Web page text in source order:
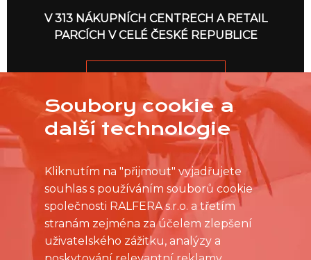
V 313 NÁKUPNÍCH CENTRECH A RETAIL
PARCÍCH V CELÉ ČESKÉ REPUBLICE
JDEME NA TO
Soubory cookie a
další technologie
Kliknutím na "přijmout" vyjadřujete
souhlas s používáním souborů cookie
společnosti RALFERA s.r.o. a třetím
stranám zejména za účelem zlepšení
uživatelského zážitku, analýzy a